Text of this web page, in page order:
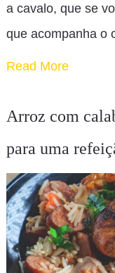
a cavalo, que se
que acompanha o
Read More
Arroz com
para uma